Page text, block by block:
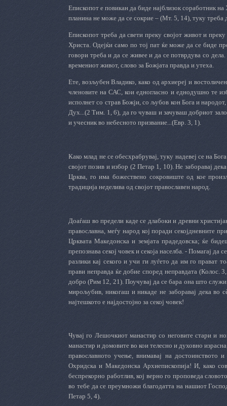
Епископот е повикан да биде најблизок соработник
планина не може да се сокрие – (Мт. 5, 14), туку треба
Епископот треба да свети преку својот живот и
Христа. Одејќи само по тој пат ќе може да се биде
говори треба и да се живее и да се потврдува со
времениот живот, слово за Божјата правда и утеха.
Ете, возљубен Владико, како од архиереј и
членовите на САС, кои едногласно и еднодушно те
исполнет со страв Божји, со љубов кон Бога и
Дух...(2 Тим. 1, 6), да го чуваш и зачуваш добриот
и учесник во небесното призвание...(Евр. 3, 1).
Како млад не се обесхрабрувај, туку надевеј се на
својот позив и избор (2 Петар 1, 10). Не заборавај
Црква, го има божествено сокровиште од кое
традиција неделива од својот православен народ.
Доаѓаш во предели каде се длабоки и древни
православна, меѓу народ кој поради секојдневните
Црквата Македонска и земјата прадедовска; ќе
препознава секој човек и секоја населба. - Помагај
разлики кај секого и учи ги луѓето да им го прават
прави неправда ќе добие според неправдата (Колос.
добро (Рим 12, 21). Поучувај да се бара она што
мирољубив, никогаш и никаде не заборавај дека во
најтешкото е најдостојно за секој човек!
Чувај го Лешочкиот манастир со неговите стари и
манастир и домовите во кои телесно и духовно
православното учење, внимавај на достоинството
Охридска и Македонска Архиепископија! И, како
беспрекорно работлив, кој верно го проповеда
во тебе да се преумножи благодатта на нашиот
Петар 5, 4).